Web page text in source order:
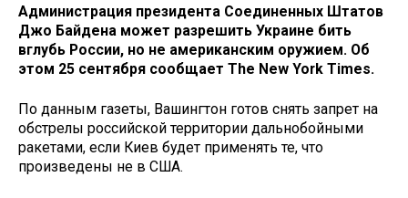
Администрация президента Соединенных Штатов
Джо Байдена может разрешить Украине бить
вглубь России, но не американским оружием. Об
этом 25 сентября сообщает The New York Times.
По данным газеты, Вашингтон готов снять запрет на
обстрелы российской территории дальнобойными
ракетами, если Киев будет применять те, что
произведены не в США.